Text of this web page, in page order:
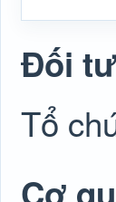
Đối
Tổ